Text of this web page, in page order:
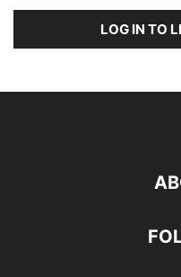
LOG IN TO